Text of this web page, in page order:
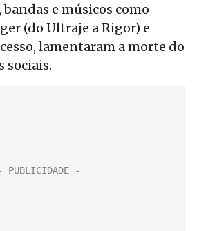
e músicos como
(do Ultraje a Rigor) e
lamentaram a morte do
sociais.